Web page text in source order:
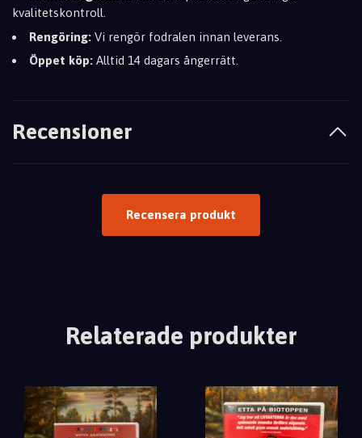
kvalitetskontroll.
Rengöring: Vi rengör fodralen innan leverans.
Öppet köp: Alltid 14 dagars ångerrätt.
Recensioner
Recensera produkt
Relaterade produkter